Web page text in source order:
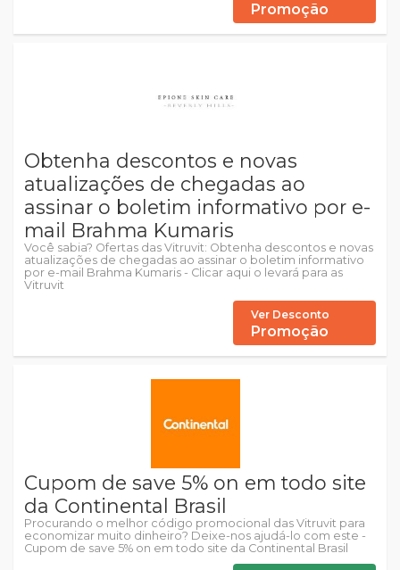
Promoção
Obtenha descontos e novas
atualizações de chegadas ao
assinar o boletim informativo por e-
mail Brahma Kumaris
Você sabia? Ofertas das Vitruvit: Obtenha descontos e novas
atualizações de chegadas ao assinar o boletim informativo
por e-mail Brahma Kumaris - Clicar aqui o levará para as
Vitruvit
Ver Desconto
Promoção
Cupom de save 5% on em todo site
da Continental Brasil
Procurando o melhor código promocional das Vitruvit para
economizar muito dinheiro? Deixe-nos ajudá-lo com este -
Cupom de save 5% on em todo site da Continental Brasil